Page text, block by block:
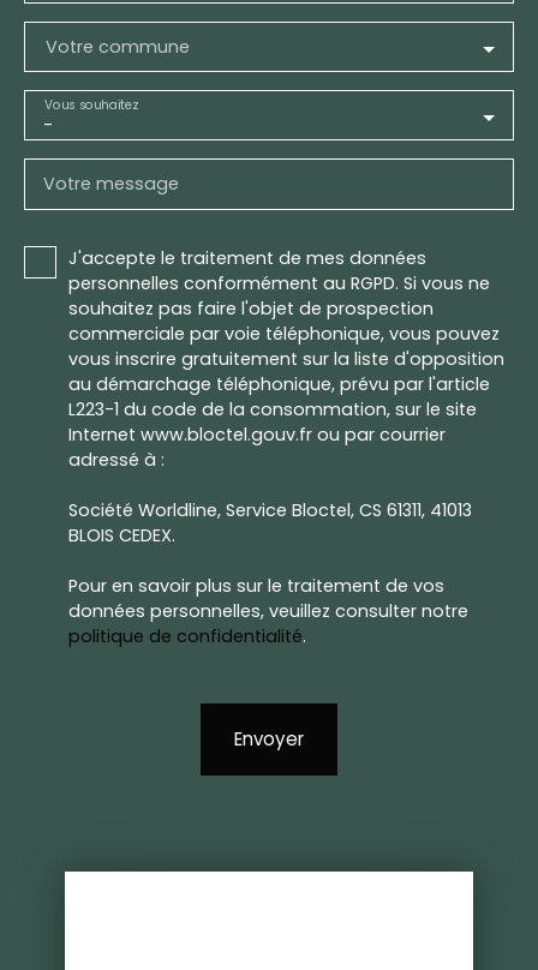
Votre commune
-
Vous souhaitez
Votre message
J'accepte le traitement de mes données
personnelles conformément au RGPD. Si vous ne
souhaitez pas faire l'objet de prospection
commerciale par voie téléphonique, vous pouvez
vous inscrire gratuitement sur la liste d'opposition
au démarchage téléphonique, prévu par l'article
L223-1 du code de la consommation, sur le site
Internet www.bloctel.gouv.fr ou par courrier
adressé à :
Société Worldline, Service Bloctel, CS 61311, 41013
BLOIS CEDEX.
Pour en savoir plus sur le traitement de vos
données personnelles, veuillez consulter notre
politique de confidentialité.
Envoyer